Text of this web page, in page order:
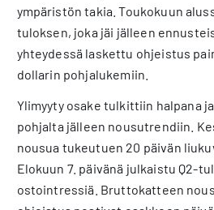
ympäristön takia. Toukokuun
tuloksen, joka jäi jälleen
yhteydessä laskettu ohjeistus
dollarin pohjalukemiin.
Ylimyyty osake tulkittiin halpana
pohjalta jälleen nousutrendiin.
nousua tukeutuen 20 päivän
Elokuun 7. päivänä julkaistu Q2-
ostointressiä. Bruttokatteen